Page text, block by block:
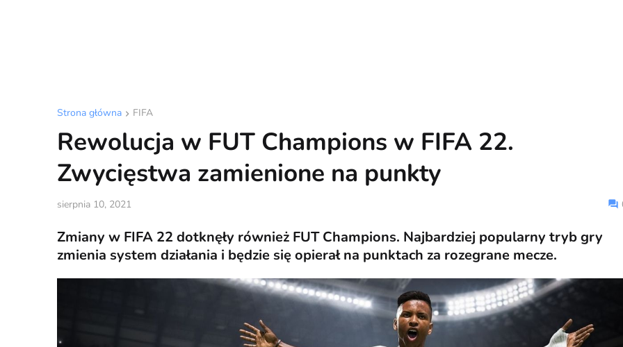
Strona główna FIFA
Rewolucja w FUT Champions w FIFA 22.
Zwycięstwa zamienione na punkty
sierpnia 10, 2021
Zmiany w FIFA 22 dotknęły również FUT Champions. Najbardziej popularny tryb gry
zmienia system działania i będzie się opierał na punktach za rozegrane mecze.